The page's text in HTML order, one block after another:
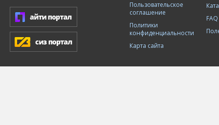
Пользовательское
соглашение
Политики
конфиденциальности
Карта сайта
FAQ